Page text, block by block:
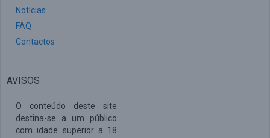
Notícias
FAQ
Contactos
AVISOS
O conteúdo deste site
destina-se a um público
com idade superior a 18